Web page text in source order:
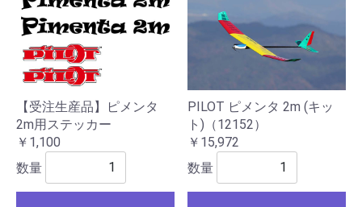
【受注生産品】ピメンタ
2m用ステッカー
￥1,100
数量
PILOT ピメンタ 2m (キッ
ト)（12152）
￥15,972
数量